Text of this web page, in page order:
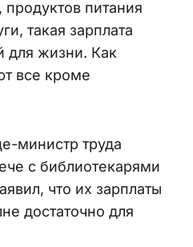
питания
такая зарплата
для жизни. Как
все кроме
министр труда
с библиотекарями
что их зарплаты
достаточно для